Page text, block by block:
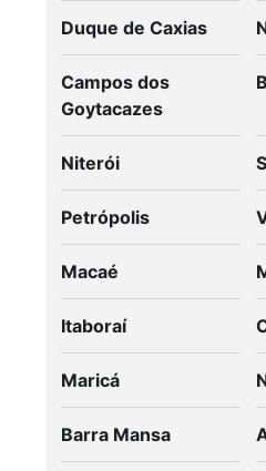
Duque de Caxias
Campos dos
Goytacazes
Niterói
Petrópolis
Macaé
Itaboraí
Maricá
Barra Mansa